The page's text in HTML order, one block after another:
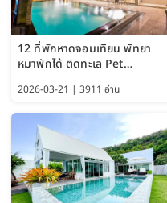
12 ที่พักหาดจอมเทียน พัทยา
หมาพักได้ ติดทะเล Pet
พักได้ อัปเดต 2569
2026-03-21 | 3911 อ่าน